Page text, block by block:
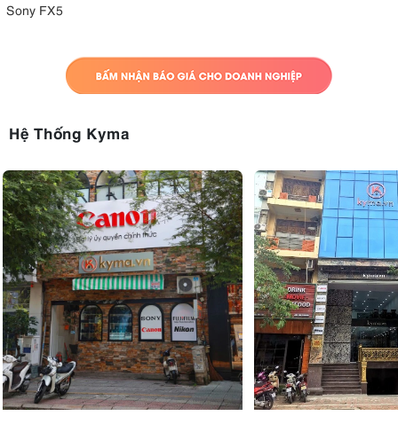
Sony FX5
Hệ Thống Kyma